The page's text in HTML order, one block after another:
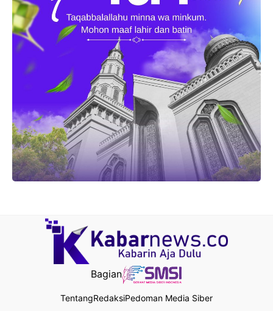
Bagian
TentangRedaksiPedoman Media Siber